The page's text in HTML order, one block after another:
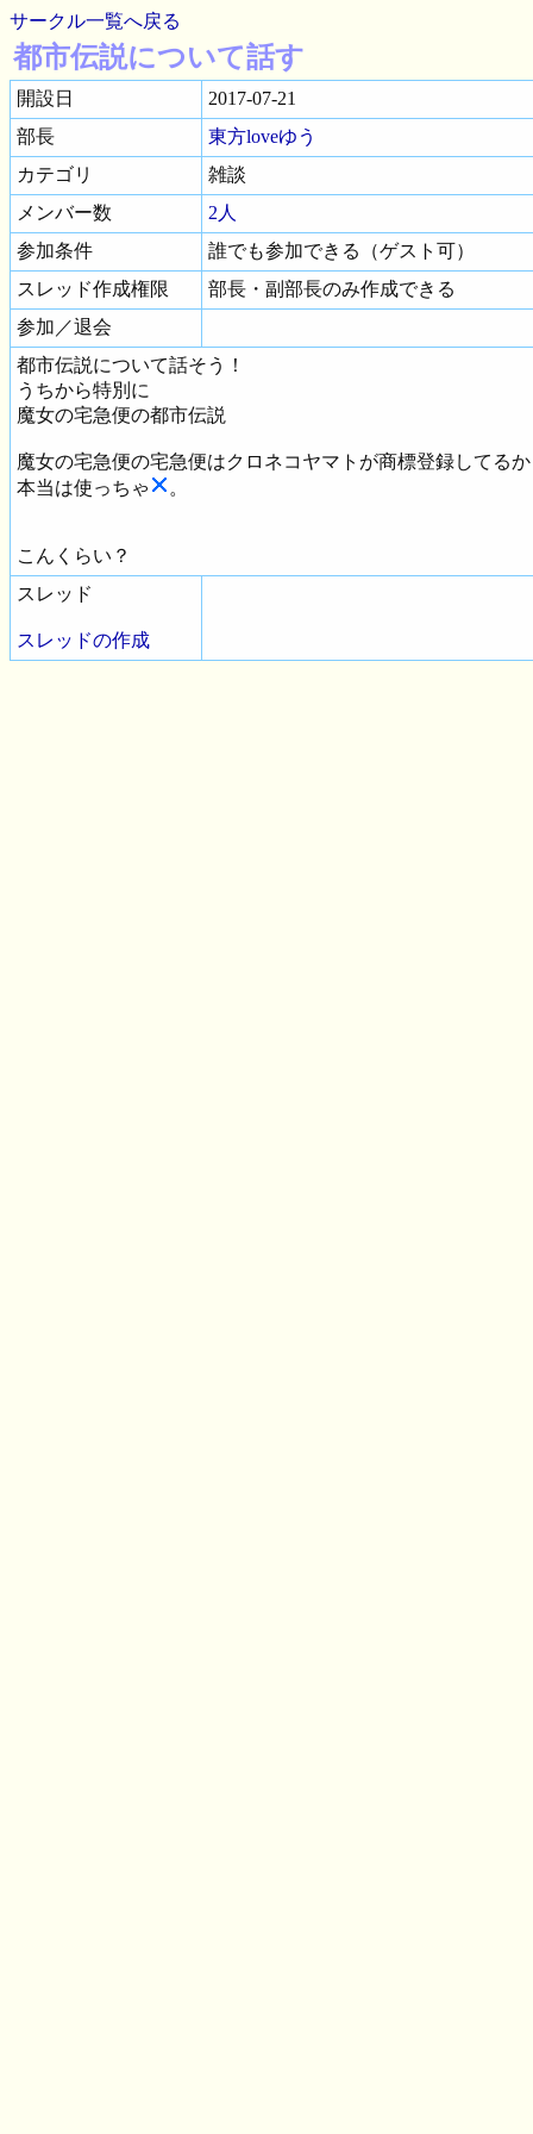
サークル一覧へ戻る
都市伝説について話す
開設日
2017-07-21
部長
東方loveゆう
カテゴリ
雑談
メンバー数
2人
参加条件
誰でも参加できる（ゲスト可）
スレッド作成権限
部長・副部長のみ作成できる
参加／退会
都市伝説について話そう！
うちから特別に
魔女の宅急便の都市伝説
魔女の宅急便の宅急便はクロネコヤマトが商標登録してる
本当は使っちゃ
。
こんくらい？
スレッド
スレッドの作成